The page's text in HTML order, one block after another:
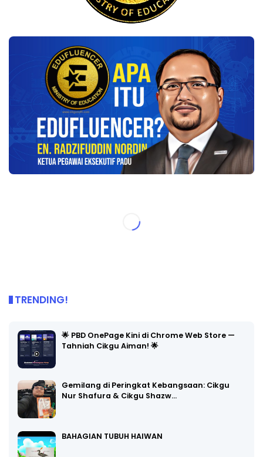
TRENDING!
🌟 PBD OnePage Kini di Chrome Web Store —
Tahniah Cikgu Aiman! 🌟
Gemilang di Peringkat Kebangsaan: Cikgu
Nur Shafura & Cikgu Shazw…
BAHAGIAN TUBUH HAIWAN